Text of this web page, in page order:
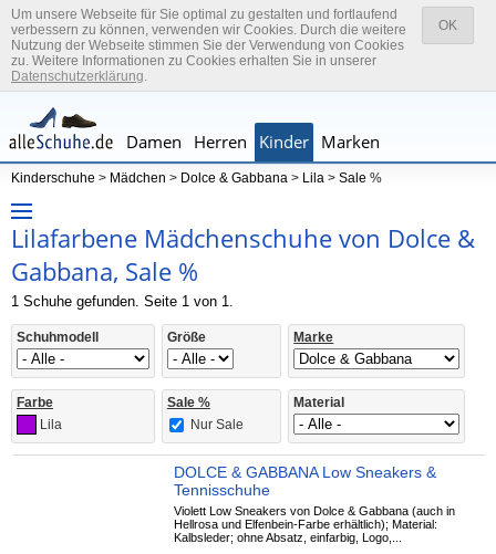
OK
Um unsere Webseite für Sie optimal zu gestalten und fortlaufend
verbessern zu können, verwenden wir Cookies. Durch die weitere
Nutzung der Webseite stimmen Sie der Verwendung von Cookies
zu. Weitere Informationen zu Cookies erhalten Sie in unserer
Datenschutzerklärung.
Damen Herren Kinder Marken
Kinderschuhe > Mädchen > Dolce & Gabbana > Lila > Sale %
Lilafarbene Mädchenschuhe von Dolce &
Gabbana, Sale %
1 Schuhe gefunden. Seite 1 von 1.
Schuhmodell Größe Marke
Farbe
Lila
Sale %
Nur Sale
Material
DOLCE & GABBANA Low Sneakers &
Tennisschuhe
Violett Low Sneakers von Dolce & Gabbana (auch in
Hellrosa und Elfenbein-Farbe erhältlich); Material:
Kalbsleder; ohne Absatz, einfarbig, Logo,...